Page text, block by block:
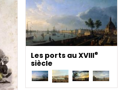
Les ports au XVIIIe
siècle